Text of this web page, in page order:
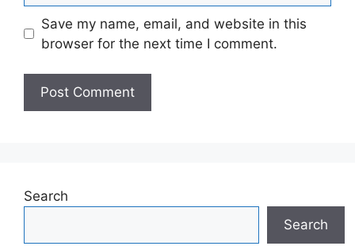
Save my name, email, and website in this
browser for the next time I comment.
Search
Search